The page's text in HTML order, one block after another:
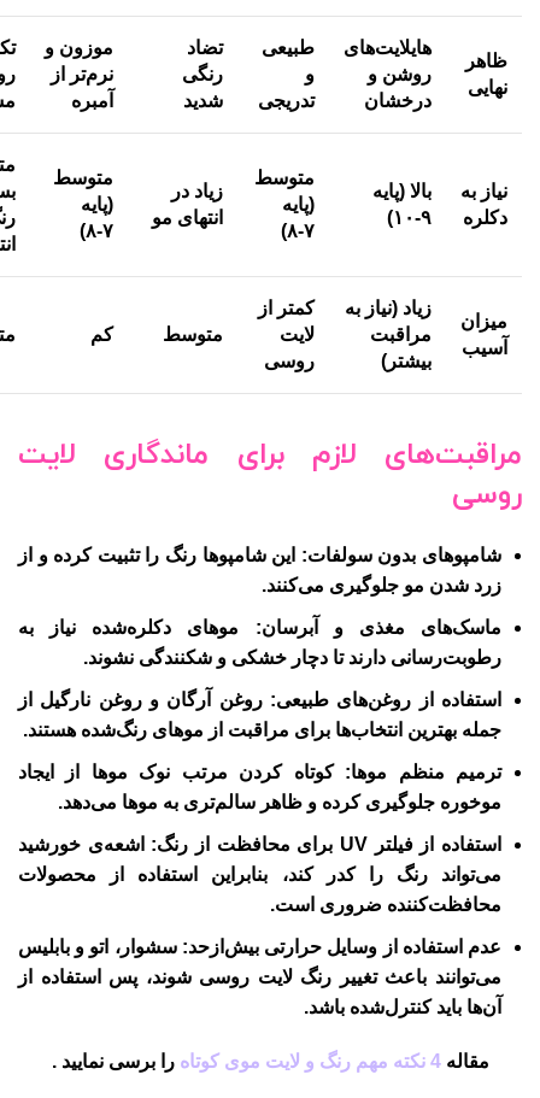
ظاهر
نهایی
هایلایت‌های
روشن و
درخشان
طبیعی
و
تدریجی
تضاد
رنگی
شدید
موزون و
نرم‌تر از
آمبره
نیاز به
دکلره
بالا (پایه
۹-۱۰)
متوسط
(پایه
۷-۸)
زیاد در
انتهای مو
متوسط
(پایه
۷-۸)
میزان
آسیب
زیاد (نیاز به
مراقبت
بیشتر)
کمتر از
لایت
روسی
متوسط کم
مراقبت‌های لازم برای ماندگاری لایت
روسی
شامپوهای بدون سولفات: این شامپوها رنگ را تثبیت کرده و از
زرد شدن مو جلوگیری می‌کنند.
ماسک‌های مغذی و آبرسان: موهای دکلره‌شده نیاز به
رطوبت‌رسانی دارند تا دچار خشکی و شکنندگی نشوند.
استفاده از روغن‌های طبیعی: روغن آرگان و روغن نارگیل از
جمله بهترین انتخاب‌ها برای مراقبت از موهای رنگ‌شده هستند.
ترمیم منظم موها: کوتاه کردن مرتب نوک موها از ایجاد
موخوره جلوگیری کرده و ظاهر سالم‌تری به موها می‌دهد.
استفاده از فیلتر UV برای محافظت از رنگ
: اشعه‌ی خورشید
می‌تواند رنگ را کدر کند، بنابراین استفاده از محصولات
محافظت‌کننده ضروری است.
عدم استفاده از وسایل حرارتی بیش‌ازحد: سشوار، اتو و بابلیس
می‌توانند باعث تغییر رنگ لایت روسی شوند، پس استفاده از
آن‌ها باید کنترل‌شده باشد.
مقاله4 نکته مهم رنگ و لایت موی کوتاه را برسی نمایید .